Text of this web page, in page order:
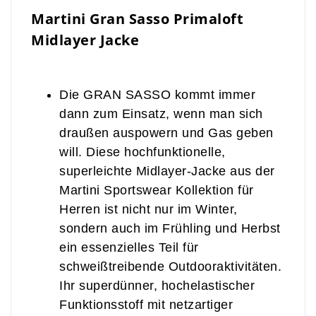
Martini Gran Sasso Primaloft
Midlayer Jacke
Die GRAN SASSO kommt immer
dann zum Einsatz, wenn man sich
draußen auspowern und Gas geben
will. Diese hochfunktionelle,
superleichte Midlayer-Jacke aus der
Martini Sportswear Kollektion für
Herren ist nicht nur im Winter,
sondern auch im Frühling und Herbst
ein essenzielles Teil für
schweißtreibende Outdooraktivitäten.
Ihr superdünner, hochelastischer
Funktionsstoff mit netzartiger